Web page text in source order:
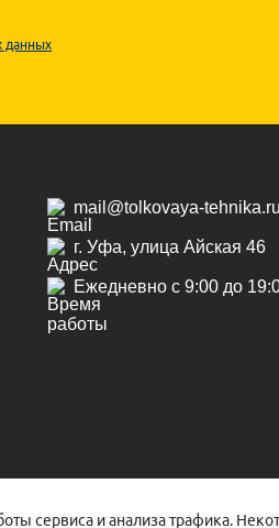
данных
mail@tolkovaya-tehnika.ru
г. Уфа, улица Айская 46
Ежедневно с 9:00 до
сервиса и анализа трафика.